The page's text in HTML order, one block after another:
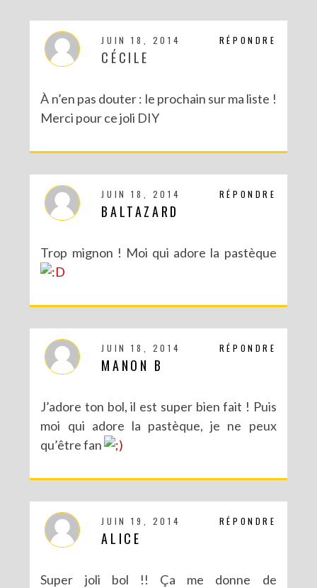
RÉPONDRE
JUIN 18, 2014
CÉCILE
À n’en pas douter : le prochain sur ma liste !
Merci pour ce joli DIY
RÉPONDRE
JUIN 18, 2014
BALTAZARD
Trop mignon ! Moi qui adore la pastèque
RÉPONDRE
JUIN 18, 2014
MANON B
J’adore ton bol, il est super bien fait ! Puis
moi qui adore la pastèque, je ne peux
qu’être fan
RÉPONDRE
JUIN 19, 2014
ALICE
Super joli bol !! Ça me donne de